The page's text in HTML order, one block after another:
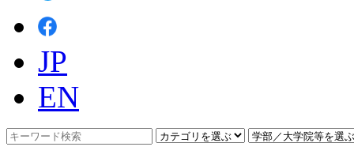
JP
EN